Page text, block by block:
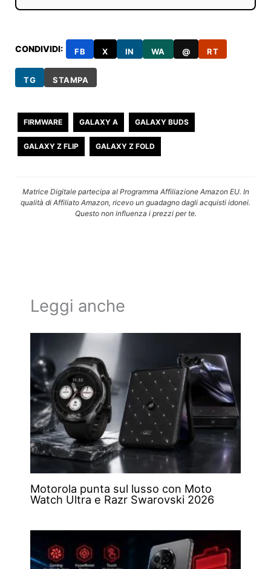
CONDIVIDI: FB X IN WA @ RT
TG STAMPA
FIRMWARE GALAXY A GALAXY BUDS
GALAXY Z FLIP GALAXY Z FOLD
Matrice Digitale partecipa al Programma Affiliazione Amazon EU. In
qualità di Affiliato Amazon, ricevo un guadagno dagli acquisti idonei.
Questo non influenza i prezzi per te.
Leggi anche
Motorola punta sul lusso con Moto
Watch Ultra e Razr Swarovski 2026